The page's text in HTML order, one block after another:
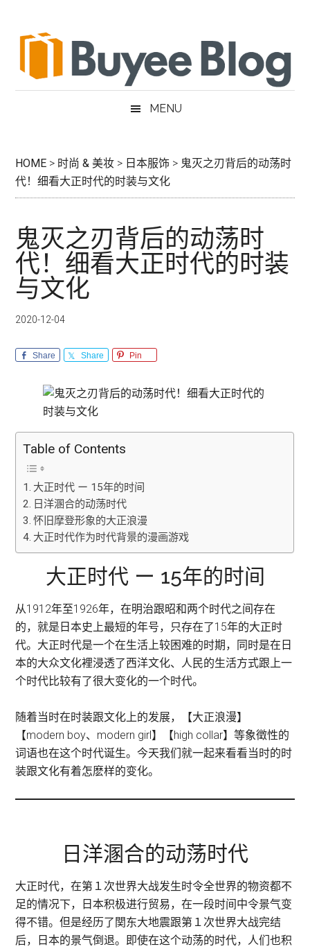
secondary
MENU
HOME > 时尚 & 美妆 > 日本服饰 > 鬼灭之刃背后的动荡时
代！细看大正时代的时装与文化
鬼灭之刃背后的动荡时
代！细看大正时代的时装
与文化
2020-12-04
Share Share Pin
Table of Contents
大正时代 ー 15年的时间
日洋溷合的动荡时代
怀旧摩登形象的大正浪漫
大正时代作为时代背景的漫画游戏
大正时代 ー 15年的时间
从1912年至1926年，在明治跟昭和两个时代之间存在
的，就是日本史上最短的年号，只存在了15年的大正时
代。大正时代是一个在生活上较困难的时期，同时是在日
本的大众文化裡浸透了西洋文化、人民的生活方式跟上一
个时代比较有了很大变化的一个时代。
随着当时在时装跟文化上的发展，【大正浪漫】
【modern boy、modern girl】【high collar】等象徵性的
词语也在这个时代诞生。今天我们就一起来看看当时的时
装跟文化有着怎麽样的变化。
日洋溷合的动荡时代
大正时代，在第１次世界大战发生时令全世界的物资都不
足的情况下，日本积极进行贸易，在一段时间中令景气变
得不错。但是经历了関东大地震跟第１次世界大战完结
后，日本的景气倒退。即使在这个动荡的时代，人们也积